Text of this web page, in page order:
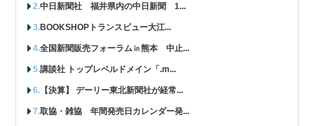
中日新聞社 福井県内の中日新聞 1...
BOOKSHOPトランスビュー大江...
全国新聞販売フォーラム㏌熊本 中止...
講談社 トップレベルドメイン「.m...
【決算】 デーリー東北新聞社が経常...
取協・雑協 年間発売日カレンダー発...